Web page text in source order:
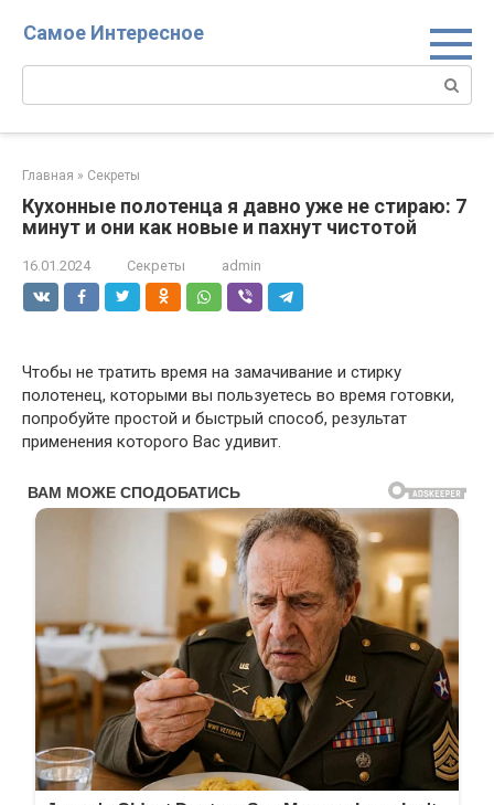
Самое Интересное
Поиск:
Главная » Секреты
Кухонные полотенца я давно уже не стираю: 7
минут и они как новые и пахнут чистотой
16.01.2024 Секреты admin
Чтобы не тратить время на замачивание и стирку
полотенец, которыми вы пользуетесь во время готовки,
попробуйте простой и быстрый способ, результат
применения которого Вас удивит.